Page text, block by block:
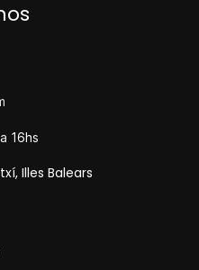
16hs
Illes Balears